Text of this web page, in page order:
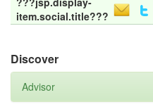
item.social.title???
Discover
Advisor